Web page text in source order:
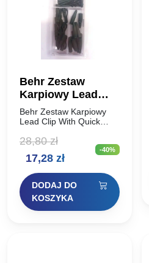
Behr Zestaw
Karpiowy Lead
Clip With Quick
Change Set
Behr Zestaw Karpiowy
Lead Clip With Quick
montażu zestawów
karpiowych. Zestaw
zawiera: 10x bezpieczny
ochraniacz gumowy do…
28,80zł
Pierwotna
cena
wynosiła:
28,80 zł.
17,28 złAktualna
cena
wynosi:
17,28 zł.
-40%
DODAJ DO
KOSZYKA